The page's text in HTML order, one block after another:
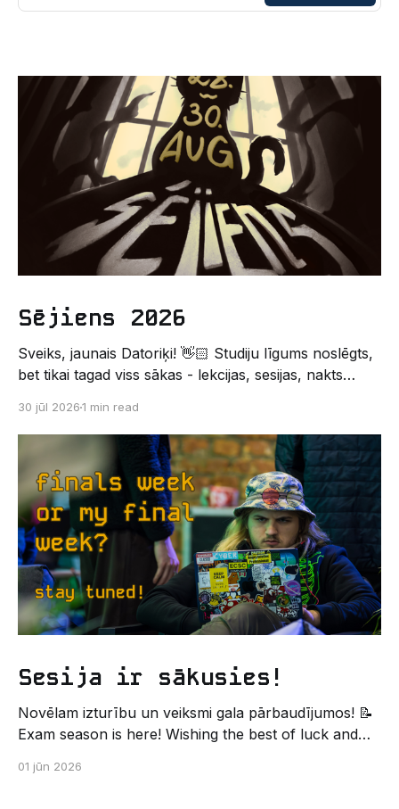
Sējiens 2026
Sveiks, jaunais Datoriķi! 👋🏻 Studiju līgums noslēgts,
bet tikai tagad viss sākas - lekcijas, sesijas, nakts
Un kas gan būtu labāks veids, kā iepazīt savu jauno
dzīvi LU EZTF datoriķu vidē, par došanos uz
leģendāro “Sējienu”? 🐱 Šī pirmsaristoteļa nometne
palīdzēs tev iegūt pirmos draugus, ieskatu studenta
30 jūl 20261 min read
Sesija ir sākusies!
Novēlam izturību un veiksmi gala pārbaudījumos! 📝
Exam season is here! Wishing the best of luck and
pašpārvaldes komunikācijas virziens
01 jūn 2026